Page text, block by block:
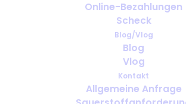
Online-Bezahlungen
Scheck
Blog/Vlog
Blog
Vlog
Kontakt
Allgemeine Anfrage